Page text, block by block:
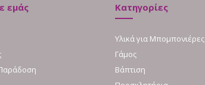
εμάς Κατηγορίες
Υλικά για Μπομπονιέρες
Γάμος
Βάπτιση